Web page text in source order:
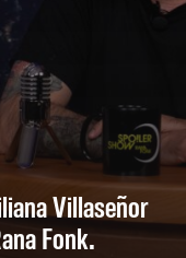
Villaseñor
Fonk.